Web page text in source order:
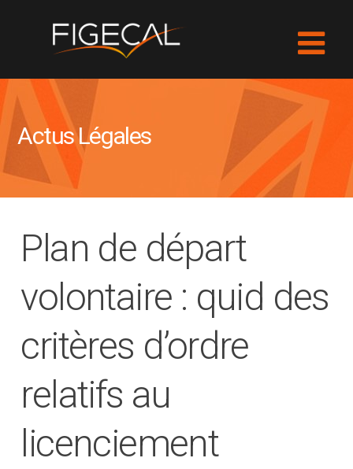
Actus Légales
Plan de départ
volontaire : quid des
critères d’ordre
relatifs au
licenciement